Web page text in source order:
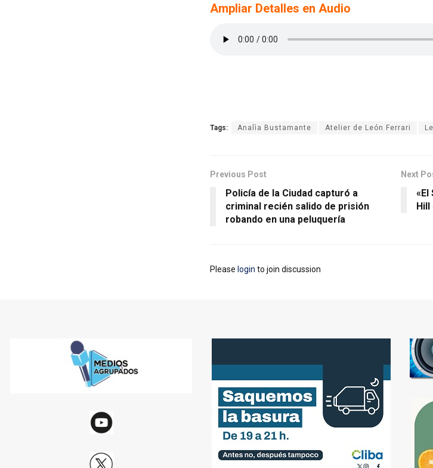
Ampliar Detalles en Audio
Tags: Analìa Bustamante Atelier de León Ferrari
Previous Post
Policía de la Ciudad capturó a
criminal recién salido de prisión
robando en una peluquería
Next
«El
Hill
Please login to join discussion